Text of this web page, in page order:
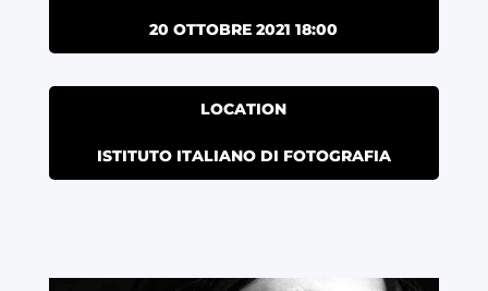
20 OTTOBRE 2021 18:00
LOCATION
ISTITUTO ITALIANO DI FOTOGRAFIA